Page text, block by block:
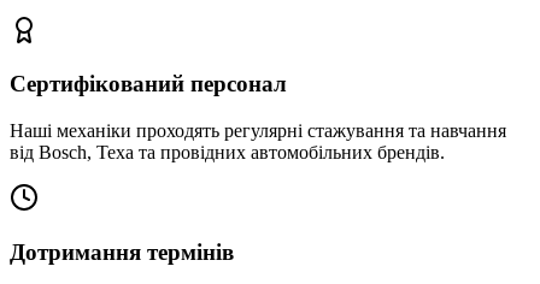
Сертифікований персонал
Наші механіки проходять регулярні стажування та навчання
від Bosch, Texa та провідних автомобільних брендів.
Дотримання термінів